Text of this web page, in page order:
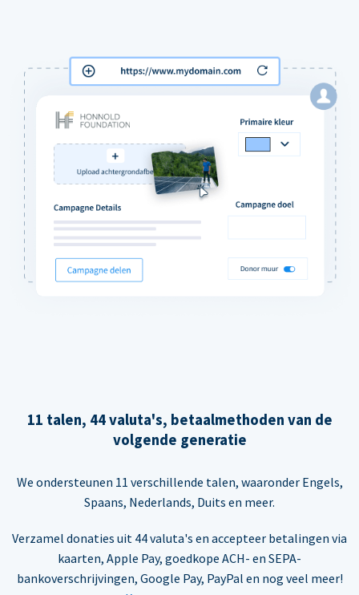
11 talen, 44 valuta's, betaalmethoden van de
volgende generatie
We ondersteunen 11 verschillende talen, waaronder Engels,
Spaans, Nederlands, Duits en meer.
Verzamel donaties uit 44 valuta's en accepteer betalingen via
kaarten, Apple Pay, goedkope ACH- en SEPA-
bankoverschrijvingen, Google Pay, PayPal en nog veel meer!